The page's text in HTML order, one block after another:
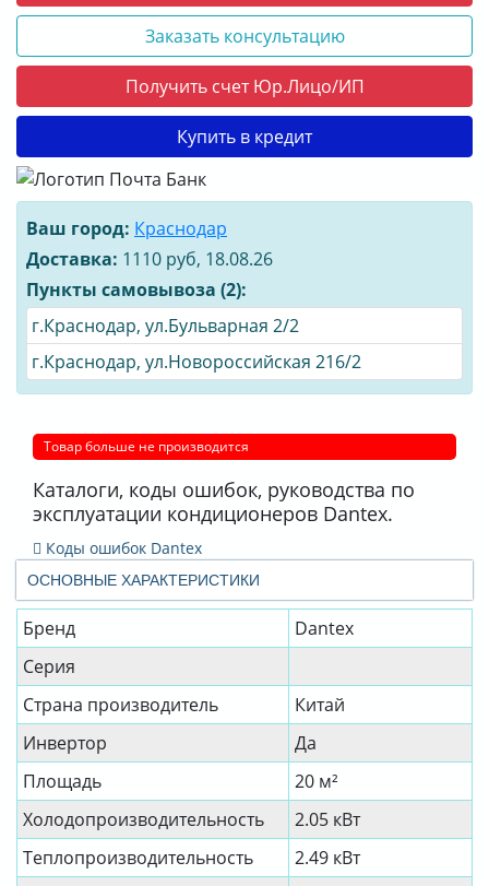
ОСНОВНЫЕ ХАРАКТЕРИСТИКИ
Бренд
Dantex
Серия
Страна производитель
Китай
Инвертор
Да
Площадь
20 м²
Холодопроизводительность
2.05 кВт
Теплопроизводительность
2.49 кВт
Заказать консультацию
Получить счет Юр.Лицо/ИП
Купить в кредит
Ваш город: Краснодар
Доставка: 1110 руб, 18.08.26
Пункты самовывоза (2):
г.Краснодар, ул.Бульварная 2/2
г.Краснодар, ул.Новороссийская 216/2
Товар больше не производится
Каталоги, коды ошибок, руководства по
эксплуатации кондиционеров Dantex.
Коды ошибок Dantex